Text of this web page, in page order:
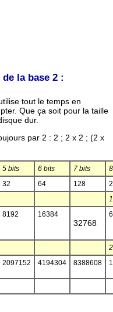
la base 2 :
tout le temps en
Que ça soit pour la taille
dur.
par 2 : 2 ; 2 x 2 ; (2 x
5 bits 6 bits 7 bits
32 64 128
8192 16384
32768
2097152 4194304 8388608